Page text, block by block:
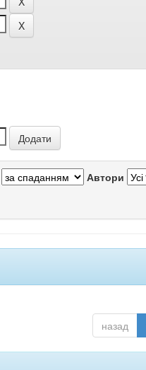
Автори
назад